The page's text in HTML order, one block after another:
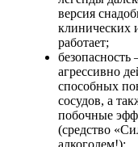
версия
клинических
работает;
агрессивно
способных
сосудов, а
побочные
(средство